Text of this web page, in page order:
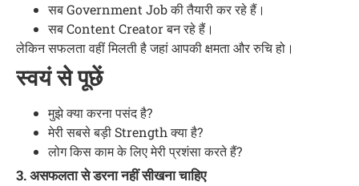
सब Government Job की तैयारी कर रहे हैं।
सब Content Creator बन रहे हैं।
लेकिन सफलता वहीं मिलती है जहां आपकी क्षमता और रुचि हो।
स्वयं से पूछें
मुझे क्या करना पसंद है?
मेरी सबसे बड़ी Strength क्या है?
लोग किस काम के लिए मेरी प्रशंसा करते हैं?
3. असफलता से डरना नहीं सीखना चाहिए